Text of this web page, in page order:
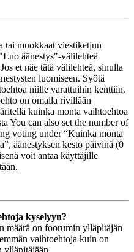
tai muokkaat viestiketjun
äänestys"-välilehteä
et näe tätä välilehteä, sinulla
luomiseen. Syötä
niille varattuihin kenttiin.
on omalla rivillään
kuinka monta vaihtoehtoa
You can also set the number of
voting under “Kuinka monta
äänestyksen kesto päivinä (0
voit antaa käyttäjille
kyselyyn?
määrä on foorumin ylläpitäjän
vaihtoehtoja kuin on